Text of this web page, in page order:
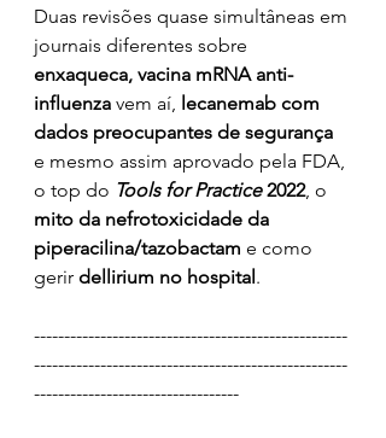
Duas revisões quase simultâneas em
journais diferentes sobre
enxaqueca, vacina mRNA anti-
influenza vem aí, lecanemab com
dados preocupantes de segurança
e mesmo assim aprovado pela FDA,
o top do Tools for Practice 2022, o
mito da nefrotoxicidade da
piperacilina/tazobactam e como
gerir dellirium no hospital.
----------------------------------------------------
----------------------------------------------------
----------------------------------